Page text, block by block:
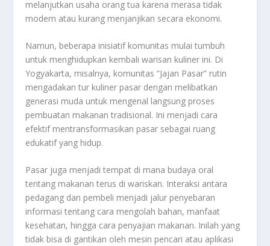
melanjutkan usaha orang tua karena merasa tidak
modern atau kurang menjanjikan secara ekonomi.
Namun, beberapa inisiatif komunitas mulai tumbuh
untuk menghidupkan kembali warisan kuliner ini. Di
Yogyakarta, misalnya, komunitas “Jajan Pasar” rutin
mengadakan tur kuliner pasar dengan melibatkan
generasi muda untuk mengenal langsung proses
pembuatan makanan tradisional. Ini menjadi cara
efektif mentransformasikan pasar sebagai ruang
edukatif yang hidup.
Pasar juga menjadi tempat di mana budaya oral
tentang makanan terus di wariskan. Interaksi antara
pedagang dan pembeli menjadi jalur penyebaran
informasi tentang cara mengolah bahan, manfaat
kesehatan, hingga cara penyajian makanan. Inilah yang
tidak bisa di gantikan oleh mesin pencari atau aplikasi